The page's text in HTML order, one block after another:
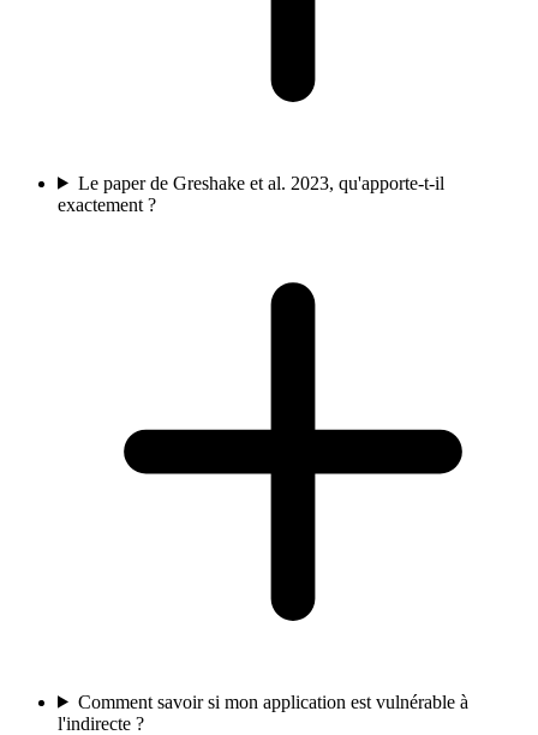
Le paper de Greshake et al. 2023, qu'apporte-t-il
exactement ?
Comment savoir si mon application est vulnérable à
l'indirecte ?